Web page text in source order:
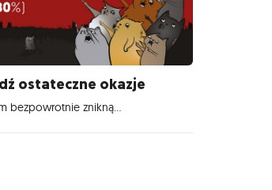
ostateczne okazje
bezpowrotnie znikną...